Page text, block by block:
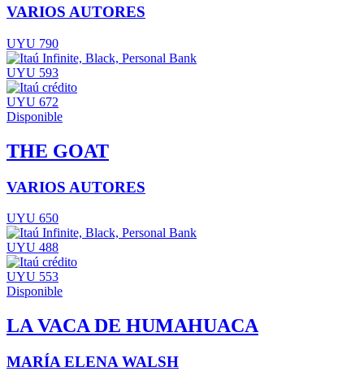
VARIOS AUTORES
UYU 790
UYU 593
UYU 672
Disponible
THE GOAT
VARIOS AUTORES
UYU 650
UYU 488
UYU 553
Disponible
LA VACA DE HUMAHUACA
MARÍA ELENA WALSH